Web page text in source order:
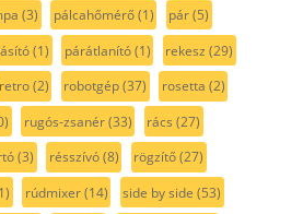
(3) pálcahőmérő(1) pár(5)
(1) párátlanító(1) rekesz (29)
retro(2) robotgép(37) rosetta (2)
rugós-zsanér(33) rács (27)
(3) résszívó(8) rögzítő(27)
rúdmixer(14) side by side (53)